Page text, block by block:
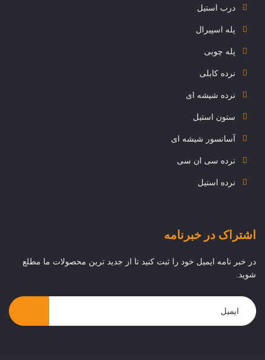
درب استیل
پله اسپیرال
پله چوبی
نرده کابلی
نرده شیشه ای
ستون استیل
آسانسور شیشه ای
نرده سی ان سی
نرده استیل
اشتراک در خبرنامه
در خبر نامه ایمیل خود را ثبت کنید تا از جدید ترین محصولات ما مطلع
شوید.